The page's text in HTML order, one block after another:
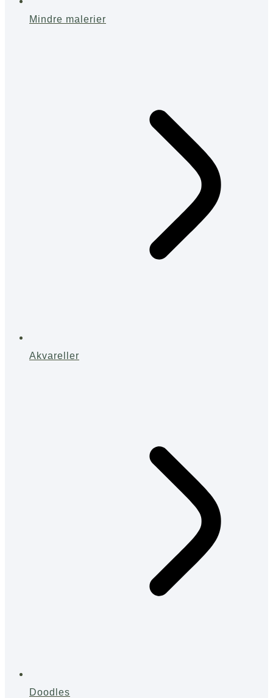
Mindre malerier
Akvareller
Doodles